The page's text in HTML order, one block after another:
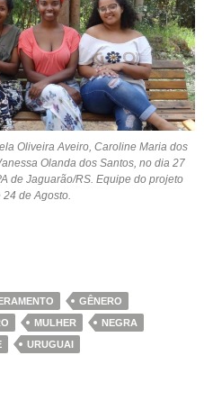
Oliveira Aveiro, Caroline Maria dos
Olanda dos Santos, no dia 27
de Jaguarão/RS. Equipe do projeto
de Agosto.
GÊNERO
MULHER
NEGRA
URUGUAI